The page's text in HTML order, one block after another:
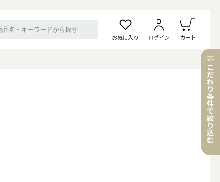
お気に入り ログイン カート
こ
だ
わ
り
条
件
で
絞
り
込
む